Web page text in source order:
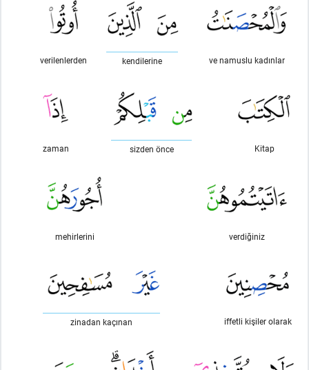
ve namuslu kadınlar
kendilerine
verilenlerden
Kitap
sizden önce
zaman
verdiğiniz
mehirlerini
iffetli kişiler olarak
zinadan kaçınan